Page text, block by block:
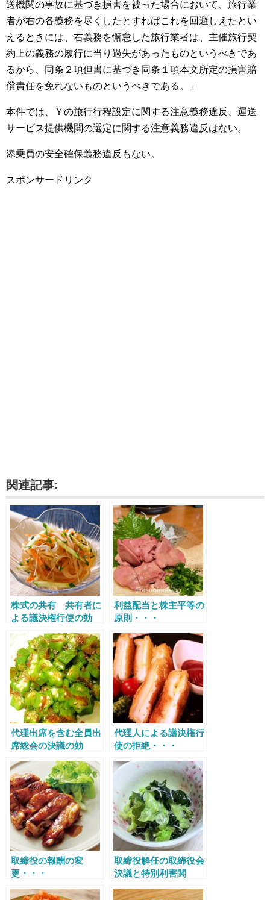
送機関の事故に基づき損害を被った場合において、旅行業
者が右の各義務を尽くしたとすればこれを回避しえたとい
えるときには、右義務を懈怠した旅行業者は、主催旅行契
約上の義務の履行に当り過失があったものというべきであ
るから、同条２項但書に基づき同条１項本文所定の損害賠
償責任を免れないものというべきである。」
本件では、Ｙの旅行行程設定に関する注意義務違反、運送
サービス提供機関の選定に関する注意義務違反はない。
添乗員の安全確保義務違反もない。
スポンサードリンク
関連記事:
株式の共有 共有者に
よる議決権行使の効
利益配当と株主平等の
原則・・・
代理出席を含む全員出
席総会の決議の効
代理人による議決権行
使の拒絶・・・
取締役の報酬の変
更・・・
取締役解任の取締役会
決議と特別利害関